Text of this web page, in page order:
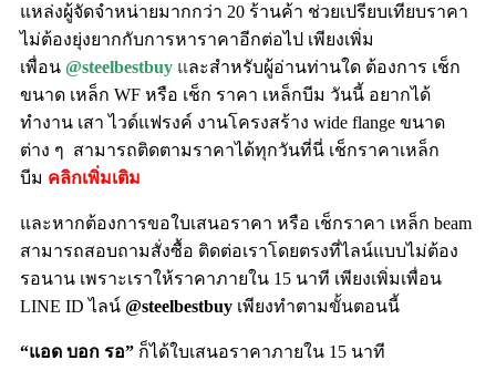
แหล่งผู้จัดจำหน่ายมากกว่า 20 ร้านค้า ช่วยเปรียบเทียบราคา
ไม่ต้องยุ่งยากกับการหาราคาอีกต่อไป เพียงเพิ่ม
เพื่อน @steelbestbuy และสำหรับผู้อ่านท่านใด ต้องการ เช็ก
ขนาด เหล็ก WF หรือ เช็ก ราคา เหล็กบีม วันนี้ อยากได้
ทำงาน เสา ไวด์แฟรงค์ งานโครงสร้าง wide flange ขนาด
ต่าง ๆ สามารถติดตามราคาได้ทุกวันที่นี่ เช็กราคาเหล็ก
บีม คลิกเพิ่มเติม
และหากต้องการขอใบเสนอราคา หรือ เช็กราคา เหล็ก beam
สามารถสอบถามสั่งซื้อ ติดต่อเราโดยตรงที่ไลน์แบบไม่ต้อง
รอนาน เพราะเราให้ราคาภายใน 15 นาที เพียงเพิ่มเพื่อน
LINE ID ไลน์ @steelbestbuy เพียงทำตามขั้นตอนนี้
“แอด บอก รอ” ก็ได้ใบเสนอราคาภายใน 15 นาที